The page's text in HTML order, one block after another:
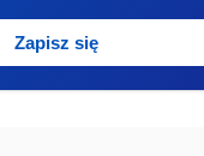
Zapisz się